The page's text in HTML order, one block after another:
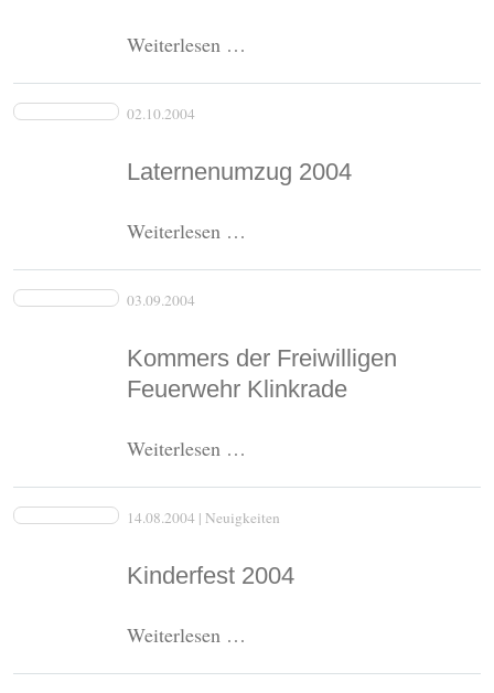
Weiterlesen …
Turnerschaft,
2004
02.10.2004
Laternenumzug 2004
Weiterlesen …
03.09.2004
Kommers der Freiwilligen
Feuerwehr Klinkrade
Weiterlesen …
Klinkrade
14.08.2004 | Neuigkeiten
Kinderfest 2004
Weiterlesen …